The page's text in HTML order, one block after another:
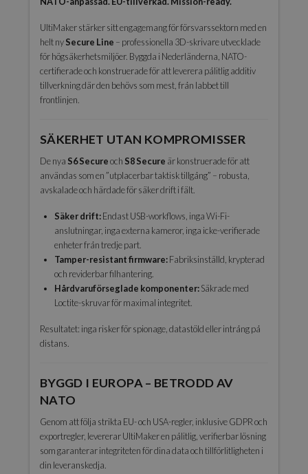
UltiMaker stärker sitt engagemang för försvarssektorn med en
helt nySecure Line – professionella 3D-skrivare utvecklade
för högsäkerhetsmiljöer. Byggda i Nederländerna, NATO-
certifierade och konstruerade för att leverera pålitlig additiv
tillverkning där den behövs som mest, från labbet till
frontlinjen.
SÄKERHET UTAN KOMPROMISSER
De nya S6 Secureoch S8 Secure är konstruerade för att
användas som en ”utplacerbar taktisk tillgång” – robusta,
avskalade och härdade för säker drift i fält.
Säker drift:Endast USB-workflows, inga Wi-Fi-
anslutningar, inga externa kameror, inga icke-verifierade
enheter från tredje part.
Tamper-resistant firmware:Fabriksinställd, krypterad
och reviderbar filhantering.
Hårdvaruförseglade komponenter:Säkrade med
Loctite-skruvar för maximal integritet.
Resultatet: inga risker för spionage, datastöld eller intrång på
distans.
BYGGD I EUROPA – BETRODD AV
NATO
Genom att följa strikta EU- och USA-regler, inklusive GDPR och
exportregler, levererar UltiMaker en pålitlig, verifierbar lösning
som garanterar integriteten för dina data och tillförlitligheten i
din leveranskedja.